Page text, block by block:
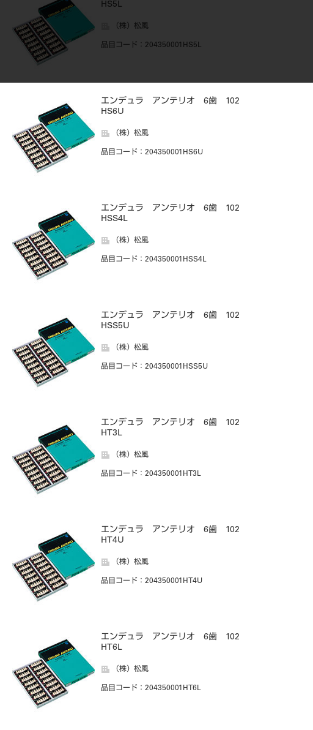
HS5L
（株）松風
品目コード ：204350001HS5L
エンデュラ アンテリオ 6歯 102
HS6U
（株）松風
品目コード ：204350001HS6U
エンデュラ アンテリオ 6歯 102
HSS4L
（株）松風
品目コード ：204350001HSS4L
エンデュラ アンテリオ 6歯 102
HSS5U
（株）松風
品目コード ：204350001HSS5U
エンデュラ アンテリオ 6歯 102
HT3L
（株）松風
品目コード ：204350001HT3L
エンデュラ アンテリオ 6歯 102
HT4U
（株）松風
品目コード ：204350001HT4U
エンデュラ アンテリオ 6歯 102
HT6L
（株）松風
品目コード ：204350001HT6L